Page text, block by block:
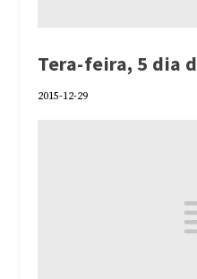
Tera-feira, 5 dia
2015-12-29